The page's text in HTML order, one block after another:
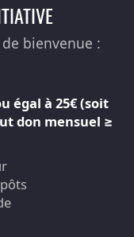
bienvenue :
égal à 25€ (soit
don mensuel ≥